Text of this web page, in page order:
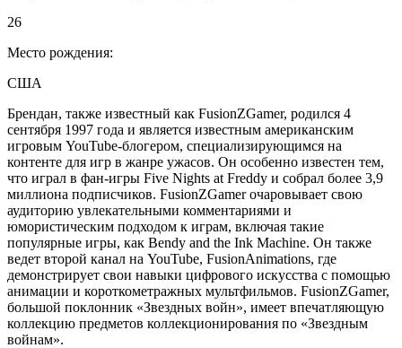
26
Место рождения:
США
Брендан, также известный как FusionZGamer, родился 4
сентября 1997 года и является известным американским
игровым YouTube-блогером, специализирующимся на
контенте для игр в жанре ужасов. Он особенно известен тем,
что играл в фан-игры Five Nights at Freddy и собрал более 3,9
миллиона подписчиков. FusionZGamer очаровывает свою
аудиторию увлекательными комментариями и
юмористическим подходом к играм, включая такие
популярные игры, как Bendy and the Ink Machine. Он также
ведет второй канал на YouTube, FusionAnimations, где
демонстрирует свои навыки цифрового искусства с помощью
анимации и короткометражных мультфильмов. FusionZGamer,
большой поклонник «Звездных войн», имеет впечатляющую
коллекцию предметов коллекционирования по «Звездным
войнам».